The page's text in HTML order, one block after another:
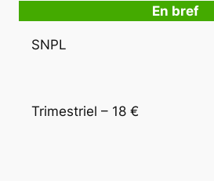
En bref
SNPL
Trimestriel – 18 €